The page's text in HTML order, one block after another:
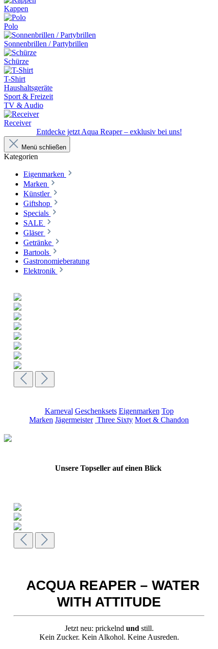
Kappen
Polo
Sonnenbrillen / Partybrillen
Schürze
T-Shirt
Haushaltsgeräte
Sport & Freizeit
TV & Audio
Receiver
Entdecke jetzt Aqua Reaper – exklusiv bei uns!
Menü schließen
Kategorien
Eigenmarken
Marken
Künstler
Giftshop
Specials
SALE
Gläser
Getränke
Bartools
Gastronomieberatung
Elektronik
Karneval Geschenksets Eigenmarken Top
Marken Jägermeister Three Sixty Moet & Chandon
Unsere Topseller auf einen Blick
ACQUA REAPER – WATER
WITH ATTITUDE
Jetzt neu: prickelnd undstill.
Kein Zucker. Kein Alkohol. Keine Ausreden.